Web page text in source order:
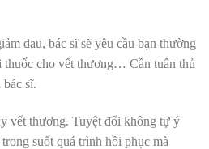
đau, bác sĩ sẽ yêu cầu bạn thường
thuốc cho vết thương… Cần tuân thủ
sĩ.
vết thương. Tuyệt đối không tự ý
suốt quá trình hồi phục mà